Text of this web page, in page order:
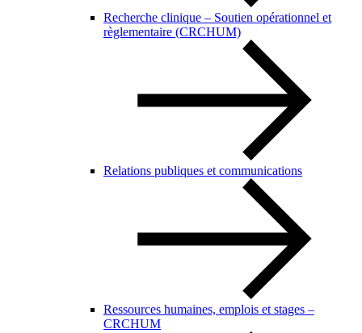
Recherche clinique – Soutien opérationnel et
règlementaire (CRCHUM)
Relations publiques et communications
Ressources humaines, emplois et stages –
CRCHUM